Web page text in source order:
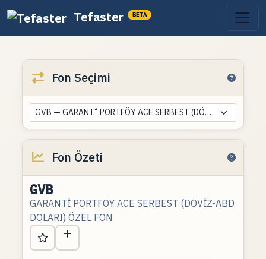
Tefaster BETA
Fon Seçimi
GVB — GARANTİ PORTFÖY ACE SERBEST (DÖVİZ-ABD DOLARI) ÖZEL FON
Fon Özeti
GVB
GARANTİ PORTFÖY ACE SERBEST (DÖVİZ-ABD
DOLARI) ÖZEL FON